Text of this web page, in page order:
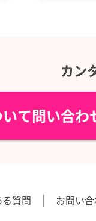
カン
て問い合わ
質問 お問い